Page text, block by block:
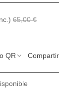
65,00 €
QR
Compartir